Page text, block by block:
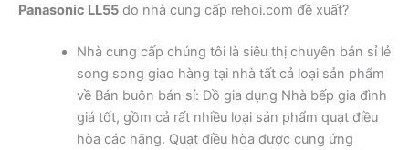
Panasonic LL55 do nhà cung cấp rehoi.com đề xuất?
Nhà cung cấp chúng tôi là siêu thị chuyên bán sỉ lẻ
song song giao hàng tại nhà tất cả loại sản phẩm
về Bán buôn bán sỉ: Đồ gia dụng Nhà bếp gia đình
giá tốt, gồm cả rất nhiều loại sản phẩm quạt điều
hòa các hãng. Quạt điều hòa được cung ứng